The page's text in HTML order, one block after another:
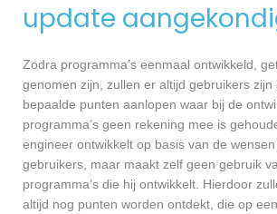
update
Zodra programma’s eenmaal ontwikkeld,
genomen zijn, zullen er altijd gebruikers zijn
bepaalde punten aanlopen waar bij de
programma’s geen rekening mee is
engineer ontwikkelt op basis van de
gebruikers, maar maakt zelf geen gebruik
programma’s die hij ontwikkelt. Hierdoor
altijd nog punten worden ontdekt, die op